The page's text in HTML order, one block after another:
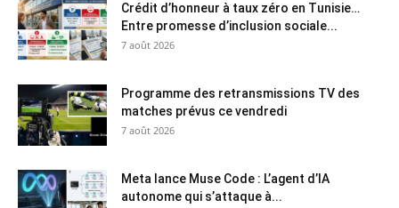
Crédit d’honneur à taux zéro en Tunisie…
Entre promesse d’inclusion sociale...
7 août 2026
Programme des retransmissions TV des
matches prévus ce vendredi
7 août 2026
Meta lance Muse Code : L’agent d’IA
autonome qui s’attaque à...